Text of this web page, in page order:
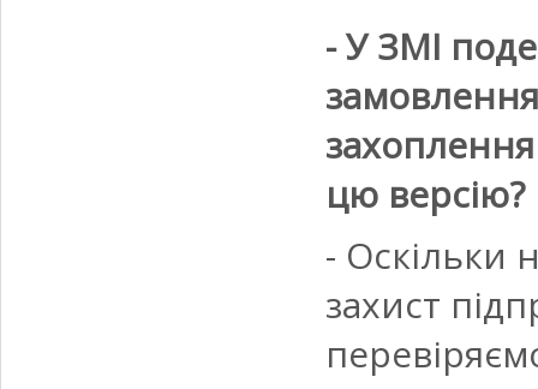
- У ЗМІ
цю версію?
- Оскільки
захист